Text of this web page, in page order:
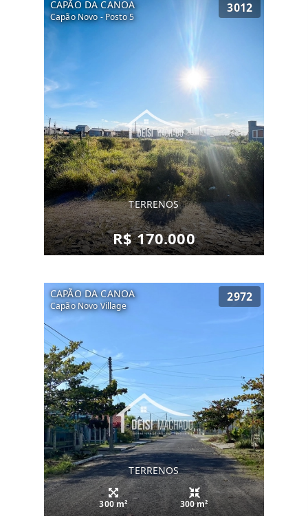
CAPÃO DA CANOA
Capão Novo - Posto 5
3012
TERRENOS
R$ 170.000
CAPÃO DA CANOA
Capão Novo Village
2972
TERRENOS
300 m² 300 m²